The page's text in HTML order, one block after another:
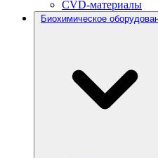
CVD-материалы
Биохимическое